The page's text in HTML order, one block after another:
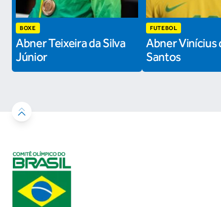
BOXE
Abner Teixeira da Silva
Júnior
FUTEBOL
Abner Vinícius
Santos